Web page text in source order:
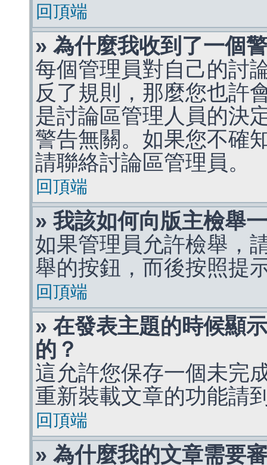
回頂端
» 為什麼我收到了一個
每個管理員對自己的討
反了規則，那麼您也許
是討論區管理人員的決
警告無關。如果您不確
請聯絡討論區管理員。
回頂端
» 我該如何向版主檢舉
如果管理員允許檢舉，
舉的按鈕，而後按照提
回頂端
» 在發表主題的時候顯
的？
這允許您保存一個未完
重新裝載文章的功能請
回頂端
» 為什麼我的文章需要